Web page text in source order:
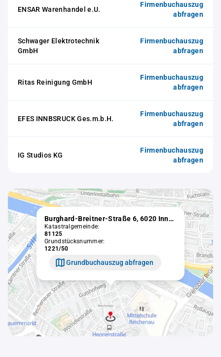
ENSAR Warenhandel e.U.
Firmenbuchauszug
abfragen
Schwager Elektrotechnik
GmbH
Firmenbuchauszug
abfragen
Ritas Reinigung GmbH
Firmenbuchauszug
abfragen
EFES INNBSRUCK Ges.m.b.H.
Firmenbuchauszug
abfragen
IG Studios KG
Firmenbuchauszug
abfragen
Burghard-Breitner-Straße 6, 6020 Innsbruck
Katastralgemeinde:
81125
Grundstücksnummer:
1221/50
Grundbuchauszug abfragen